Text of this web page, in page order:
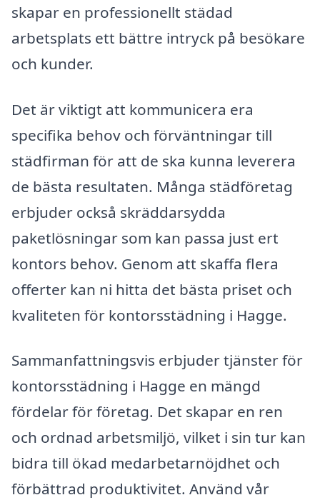
skapar en professionellt städad
arbetsplats ett bättre intryck på besökare
och kunder.
Det är viktigt att kommunicera era
specifika behov och förväntningar till
städfirman för att de ska kunna leverera
de bästa resultaten. Många städföretag
erbjuder också skräddarsydda
paketlösningar som kan passa just ert
kontors behov. Genom att skaffa flera
offerter kan ni hitta det bästa priset och
kvaliteten för kontorsstädning i Hagge.
Sammanfattningsvis erbjuder tjänster för
kontorsstädning i Hagge en mängd
fördelar för företag. Det skapar en ren
och ordnad arbetsmiljö, vilket i sin tur kan
bidra till ökad medarbetarnöjdhet och
förbättrad produktivitet. Använd vår